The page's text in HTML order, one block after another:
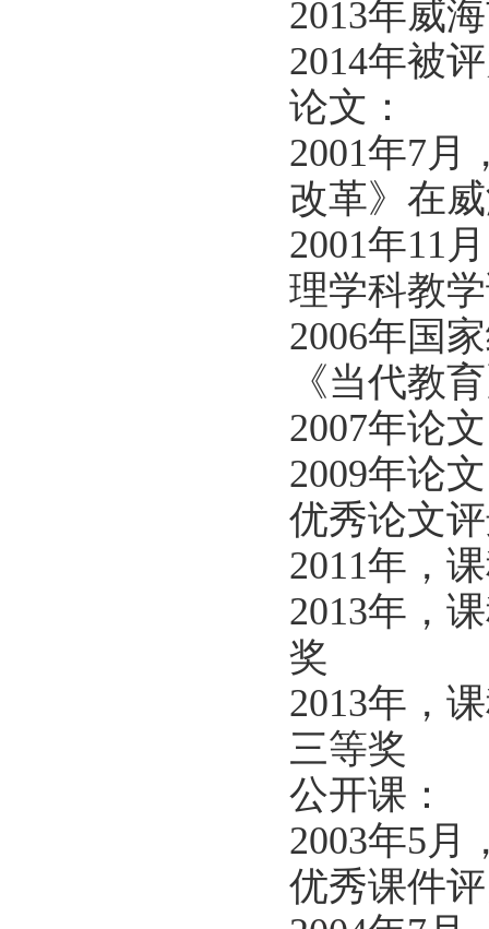
2013年威
2014年被
论文：
2001年7月
改革》在
2001年11
理学科教
2006年国
《当代教
2007年论
2009年论
优秀论文
2011年，
2013年，
奖
2013年，
三等奖
公开课：
2003年5月
优秀课件